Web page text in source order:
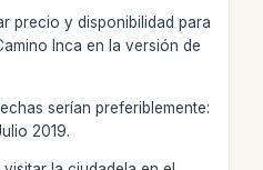
precio y disponibilidad para
Inca en la versión de
serían preferiblemente:
2019.